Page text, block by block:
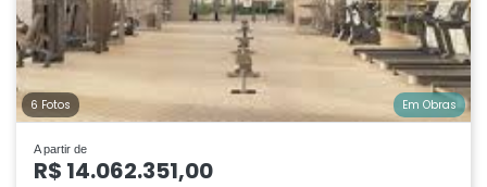
6 Fotos Em Obras
A partir de
R$ 14.062.351,00